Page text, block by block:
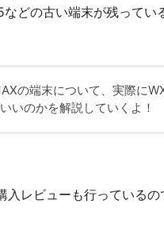
どの古い端末が残ってい
の端末について、実際に
いのかを解説していくよ！
レビューも行っている